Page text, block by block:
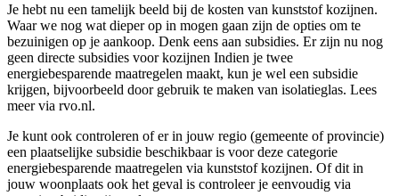
Je hebt nu een tamelijk beeld bij de kosten van kunststof kozijnen.
Waar we nog wat dieper op in mogen gaan zijn de opties om te
bezuinigen op je aankoop. Denk eens aan subsidies. Er zijn nu nog
geen directe subsidies voor kozijnen Indien je twee
energiebesparende maatregelen maakt, kun je wel een subsidie
krijgen, bijvoorbeeld door gebruik te maken van isolatieglas. Lees
meer via rvo.nl.
Je kunt ook controleren of er in jouw regio (gemeente of provincie)
een plaatselijke subsidie beschikbaar is voor deze categorie
energiebesparende maatregelen via kunststof kozijnen. Of dit in
jouw woonplaats ook het geval is controleer je eenvoudig via